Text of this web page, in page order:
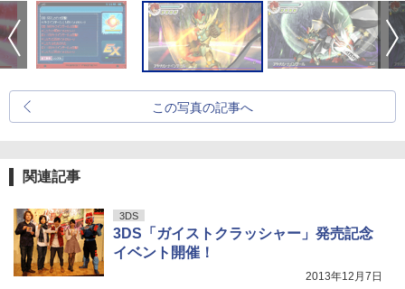
この写真の記事へ
関連記事
3DS
3DS「ガイストクラッシャー」発売記念
イベント開催！
2013年12月7日